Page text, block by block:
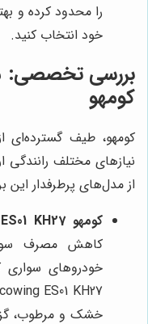
را محدود کرده و
خود انتخاب کنید.
بررسی تخصصی:
کومهو
کومهو، طیف گسترده‌ای
نیازهای مختلف رانندگی
از مدل‌های پرطرفدار این
کومهو Ecowing ES01 KH27:
کاهش مصرف
خودروهای
خشک و مرطوب،